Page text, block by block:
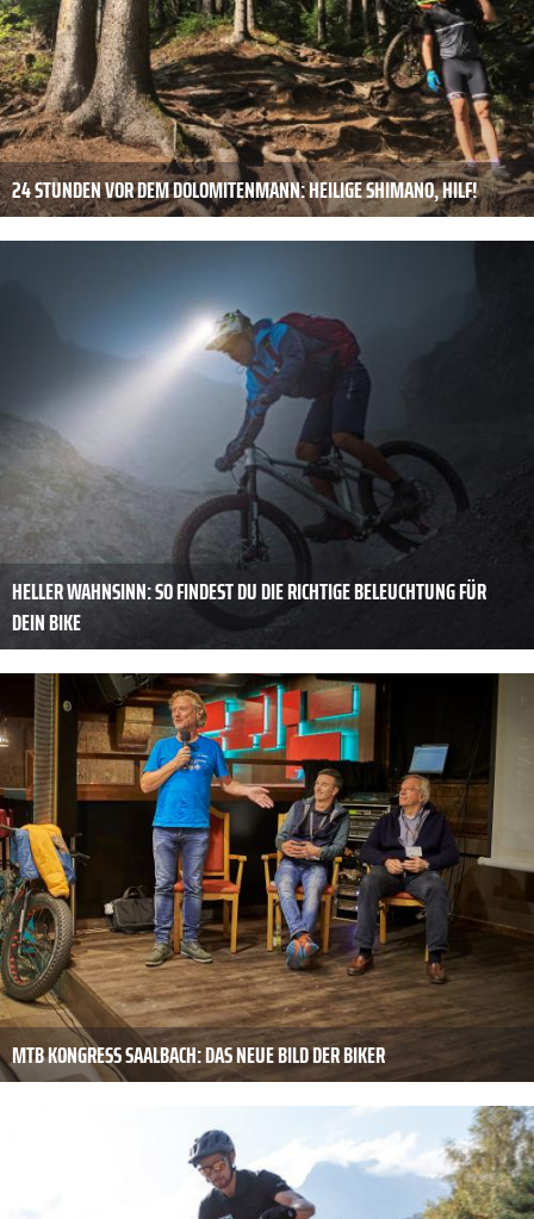
24 STUNDEN VOR DEM DOLOMITENMANN: HEILIGE SHIMANO, HILF!
HELLER WAHNSINN: SO FINDEST DU DIE RICHTIGE BELEUCHTUNG FÜR
DEIN BIKE
MTB KONGRESS SAALBACH: DAS NEUE BILD DER BIKER